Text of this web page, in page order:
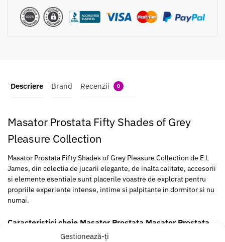
Gestionează-ți
Descriere Brand Recenzii 0
Masator Prostata Fifty Shades of Grey
Pleasure Collection
Masator Prostata Fifty Shades of Grey Pleasure Collection de E L
James, din colectia de jucarii elegante, de inalta calitate, accesorii
si elemente esentiale sunt placerile voastre de explorat pentru
propriile experiente intense, intime si palpitante in dormitor si nu
numai.
Caracteristici cheie Masator Prostata Masator Prostata
Fifty Shades of Grey Pleasure Collection